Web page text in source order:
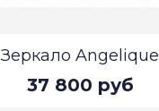
Зеркало Angelique
37 800 руб